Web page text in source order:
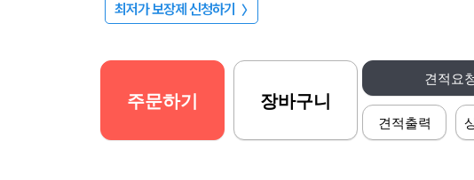
최저가 보장제 신청하기 〉
견적요
견적출력
주문하기 장바구니